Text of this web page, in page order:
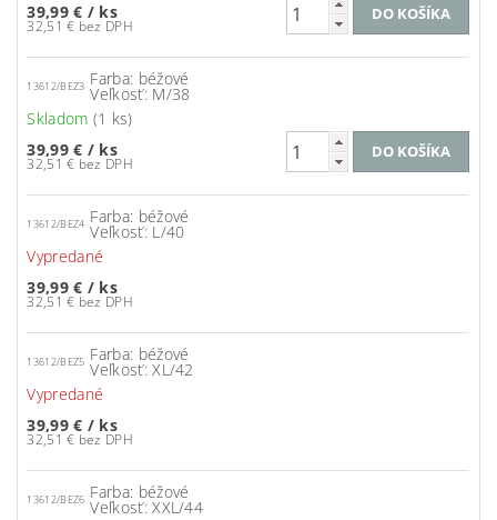
39,99 € / ks
32,51 € bez DPH
13612/BEZ3 Farba: béžové
Veľkosť: M/38
Skladom (1 ks)
39,99 € / ks
32,51 € bez DPH
13612/BEZ4 Farba: béžové
Veľkosť: L/40
Vypredané
39,99 € / ks
32,51 € bez DPH
13612/BEZ5 Farba: béžové
Veľkosť: XL/42
Vypredané
39,99 € / ks
32,51 € bez DPH
13612/BEZ6 Farba: béžové
Veľkosť: XXL/44